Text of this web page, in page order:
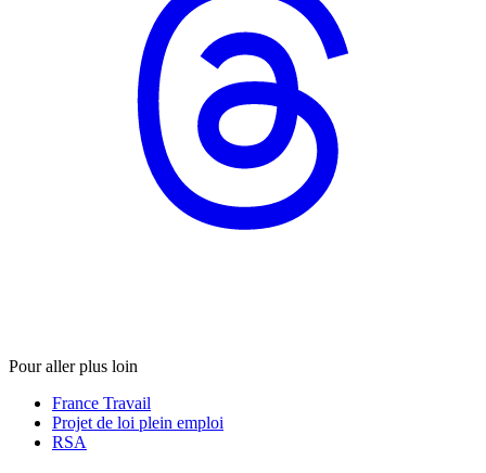
Pour aller plus loin
France Travail
Projet de loi plein emploi
RSA